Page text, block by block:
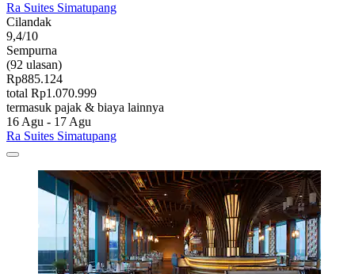
Ra Suites Simatupang
Cilandak
9,4/10
Sempurna
(92 ulasan)
Rp885.124
total Rp1.070.999
termasuk pajak & biaya lainnya
16 Agu - 17 Agu
Ra Suites Simatupang